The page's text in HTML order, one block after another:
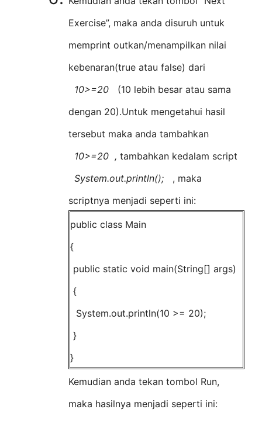
Exercise”, maka anda disuruh untuk
memprint outkan/menampilkan nilai
kebenaran(true atau false) dari
10>=20 (10 lebih besar atau sama
dengan 20).Untuk mengetahui hasil
tersebut maka anda tambahkan
10>=20 , tambahkan kedalam script
System.out.println(); , maka
scriptnya menjadi seperti ini:
public class Main
{
public static void main(String[] args)
{
System.out.println(10 >= 20);
}
}
Kemudian anda tekan tombol Run,
maka hasilnya menjadi seperti ini: